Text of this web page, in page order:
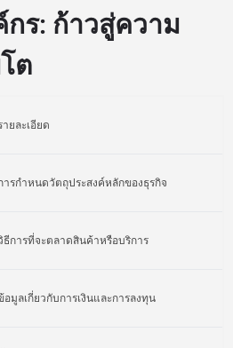
กร: ก้าวสู่ความ
ต
ายละเอียด
ารกำหนดวัตถุประสงค์หลักของธุรกิจ
ธีการที่จะตลาดสินค้าหรือบริการ
อมูลเกี่ยวกับการเงินและการลงทุน